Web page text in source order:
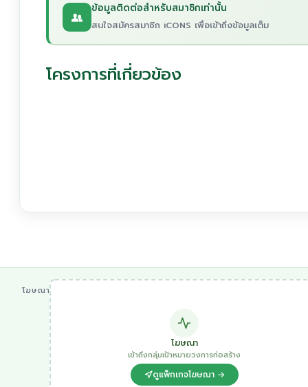
ข้อมูลติดต่อสำหรับสมาชิกเท่านั้น
สนใจสมัครสมาชิก iCONS เพื่อเข้าถึงข้อมูลเต็ม
โครงการที่เกี่ยวข้อง
โฆษณา
โฆษณา
เข้าถึงกลุ่มเป้าหมายวงการก่อสร้าง
ดูแพ็กเกจโฆษณา →